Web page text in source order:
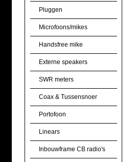
Pluggen
Microfoons/mikes
Handsfree mike
Externe speakers
SWR meters
Coax & Tussensnoer
Portofoon
Linears
Inbouwframe CB radio's